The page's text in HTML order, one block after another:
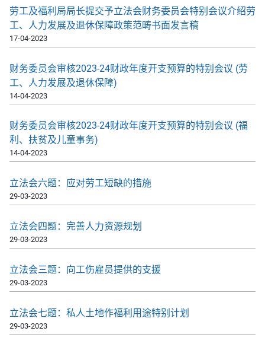
劳工及福利局局长提交予立法会财务委员会特别会议介绍劳
工、人力发展及退休保障政策范畴书面发言稿
17-04-2023
财务委员会审核2023-24财政年度开支预算的特别会议 (劳
工、人力发展及退休保障)
14-04-2023
财务委员会审核2023-24财政年度开支预算的特别会议 (福
利、扶贫及儿童事务)
14-04-2023
立法会六题：应对劳工短缺的措施
29-03-2023
立法会四题：完善人力资源规划
29-03-2023
立法会三题：向工伤雇员提供的支援
29-03-2023
立法会七题：私人土地作福利用途特别计划
29-03-2023